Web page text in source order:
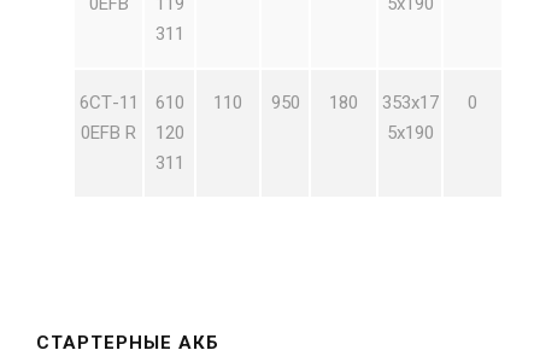
311
6СТ-11
0EFB R
610
120
311
110 950 180
353х17
5х190
0
СТАРТЕРНЫЕ АКБ